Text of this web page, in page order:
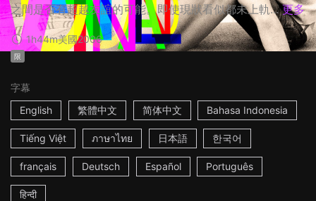
之間是否有超越友誼的可能。即使現狀看似都未上軌... 更多
1h44m美國2006
限
字幕
English
繁體中文 简体中文 Bahasa Indonesia
Tiếng Việt ภาษาไทย 日本語 한국어
français Deutsch Español Português
हिन्दी